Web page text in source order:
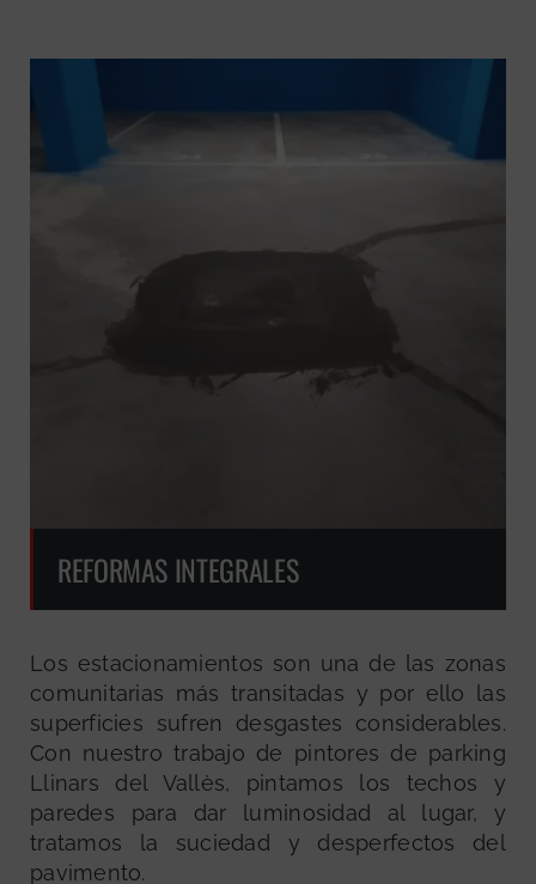
REFORMAS INTEGRALES
Los estacionamientos son una de las zonas
comunitarias más transitadas y por ello las
superficies sufren desgastes considerables.
Con nuestro trabajo de pintores de parking
Llinars del Vallès, pintamos los techos y
paredes para dar luminosidad al lugar, y
tratamos la suciedad y desperfectos del
pavimento.